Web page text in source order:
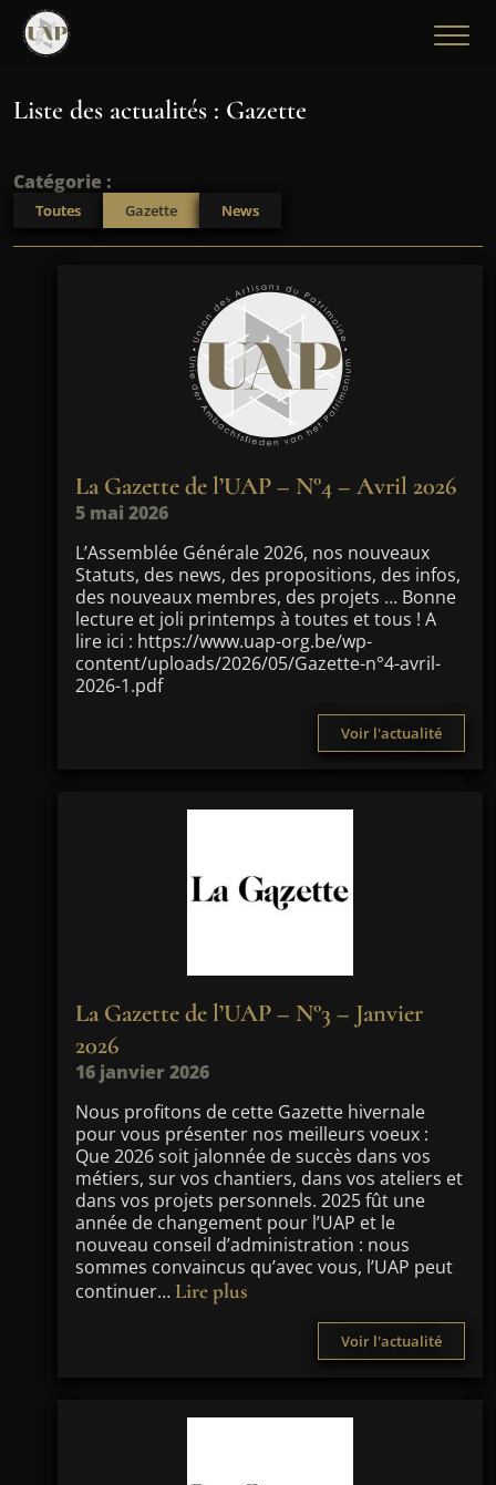
Liste des actualités : Gazette
Catégorie :
Toutes Gazette News
La Gazette de l’UAP – N°4 – Avril 2026
5 mai 2026
L’Assemblée Générale 2026, nos nouveaux
Statuts, des news, des propositions, des infos,
des nouveaux membres, des projets … Bonne
lecture et joli printemps à toutes et tous ! A
lire ici : https://www.uap-org.be/wp-
content/uploads/2026/05/Gazette-n°4-avril-
2026-1.pdf
Voir l'actualité
La Gazette de l’UAP – N°3 – Janvier
2026
16 janvier 2026
Nous profitons de cette Gazette hivernale
pour vous présenter nos meilleurs voeux :
Que 2026 soit jalonnée de succès dans vos
métiers, sur vos chantiers, dans vos ateliers et
dans vos projets personnels. 2025 fût une
année de changement pour l’UAP et le
nouveau conseil d’administration : nous
sommes convaincus qu’avec vous, l’UAP peut
continuer… Lire plus
Voir l'actualité